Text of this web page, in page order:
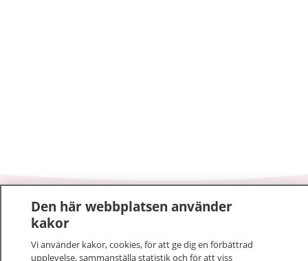
1177–tryggt om din hälsa och vård
På 1177.se får du råd om hälsa och information om
Den här webbplatsen använder
kakor
Vi använder kakor, cookies, för att ge dig en förbättrad
upplevelse, sammanställa statistik och för att viss